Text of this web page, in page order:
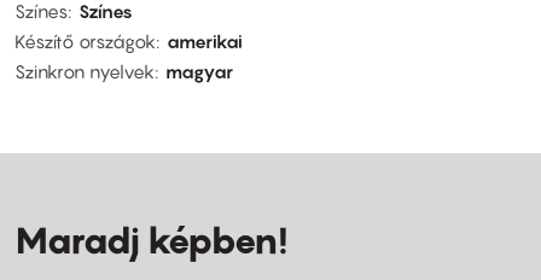
Színes Színes
Készítő országok
amerikai
Szinkron nyelvek
magyar
Maradj képben!